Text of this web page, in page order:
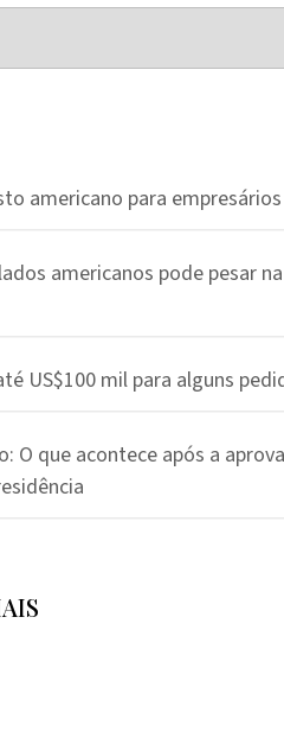
americano para empresários
americanos pode pesar
US$100 mil para alguns
O que acontece após a